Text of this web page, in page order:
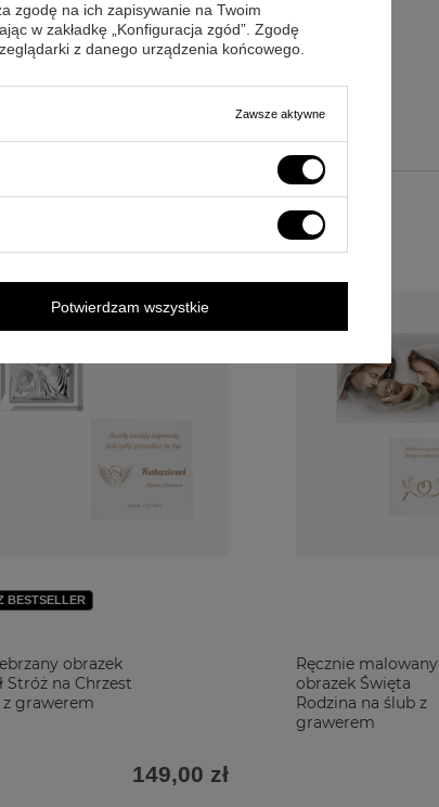
BESTSELLER
obrazek
Stróż na Chrzest
z grawerem
149,00 zł
Ręcznie malowany
obrazek Święta
Rodzina na ślub z
grawerem
zgodę na ich zapisywanie na Twoim
w zakładkę „Konfiguracja zgód”. Zgodę
z danego urządzenia końcowego.
Zawsze aktywne
Potwierdzam wszystkie